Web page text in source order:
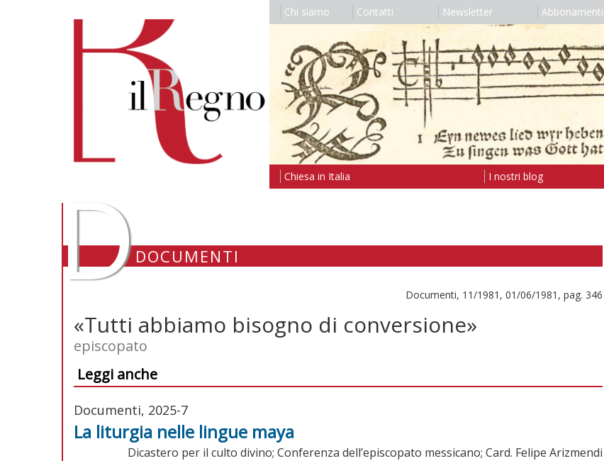
Chi siamo Contatti Newsletter Abbonamenti
Chiesa in Italia I nostri blog
DDOCUMENTI
Documenti, 11/1981, 01/06/1981, pag. 346
«Tutti abbiamo bisogno di conversione»
episcopato
Leggi anche
Documenti, 2025-7
La liturgia nelle lingue maya
Dicastero per il culto divino; Conferenza dell’episcopato messicano; Card. Felipe Arizmendi